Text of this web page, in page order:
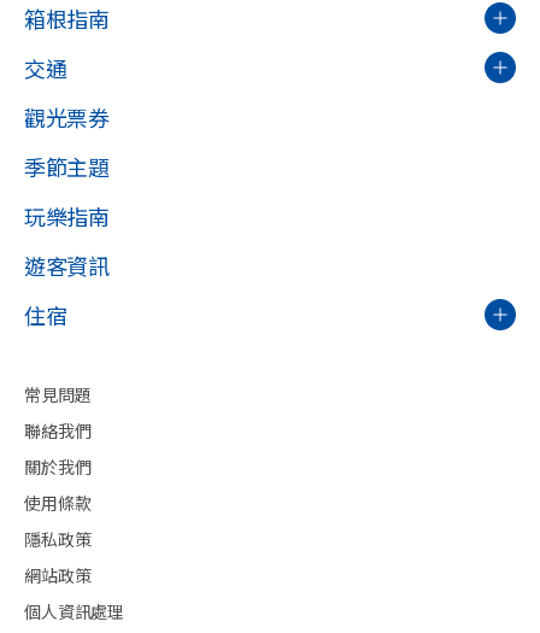
箱根指南
交通
觀光票券
季節主題
玩樂指南
遊客資訊
住宿
常見問題
聯絡我們
關於我們
使用條款
隱私政策
網站政策
個人資訊處理